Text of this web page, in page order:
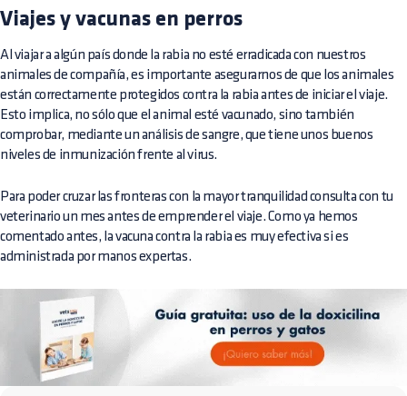
Viajes y vacunas en perros
Al viajar a algún país donde la rabia no esté erradicada con nuestros
animales de compañía, es importante asegurarnos de que los animales
están correctamente protegidos contra la rabia antes de iniciar el viaje.
Esto implica, no sólo que el animal esté vacunado, sino también
comprobar, mediante un análisis de sangre, que tiene unos buenos
niveles de inmunización frente al virus.
Para poder cruzar las fronteras con la mayor tranquilidad consulta con tu
veterinario un mes antes de emprender el viaje. Como ya hemos
comentado antes, la vacuna contra la rabia es muy efectiva si es
administrada por manos expertas.